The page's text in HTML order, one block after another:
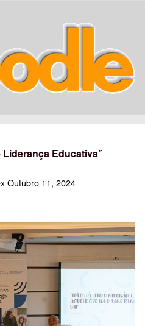
Educativa”
Outubro 11, 2024